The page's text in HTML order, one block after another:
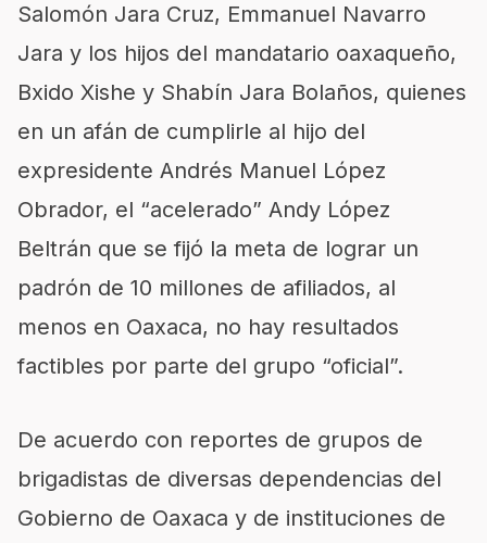
Salomón Jara Cruz, Emmanuel Navarro
Jara y los hijos del mandatario oaxaqueño,
Bxido Xishe y Shabín Jara Bolaños, quienes
en un afán de cumplirle al hijo del
expresidente Andrés Manuel López
Obrador, el “acelerado” Andy López
Beltrán que se fijó la meta de lograr un
padrón de 10 millones de afiliados, al
menos en Oaxaca, no hay resultados
factibles por parte del grupo “oficial”.
De acuerdo con reportes de grupos de
brigadistas de diversas dependencias del
Gobierno de Oaxaca y de instituciones de